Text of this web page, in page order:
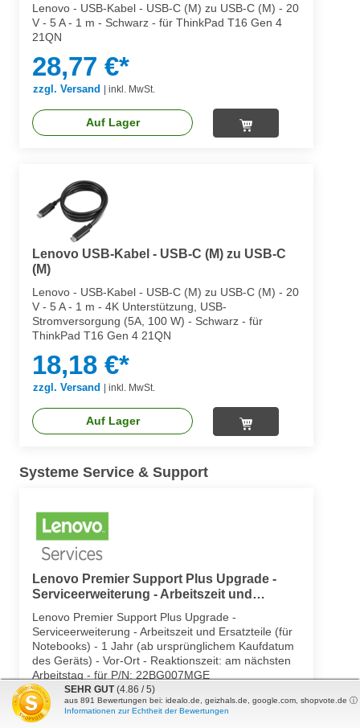
Lenovo - USB-Kabel - USB-C (M) zu USB-C (M) - 20
V - 5 A - 1 m - Schwarz - für ThinkPad T16 Gen 4
21QN
28,77 €*
zzgl. Versand inkl. MwSt.
Auf Lager
Lenovo USB-Kabel - USB-C (M) zu USB-C
(M)
Lenovo - USB-Kabel - USB-C (M) zu USB-C (M) - 20
V - 5 A - 1 m - 4K Unterstützung, USB-
Stromversorgung (5A, 100 W) - Schwarz - für
ThinkPad T16 Gen 4 21QN
18,18 €*
zzgl. Versand inkl. MwSt.
Auf Lager
Systeme Service & Support
Lenovo Premier Support Plus Upgrade -
Serviceerweiterung - Arbeitszeit und
Lenovo Premier Support Plus Upgrade -
Serviceerweiterung - Arbeitszeit und Ersatzteile (für
Notebooks) - 1 Jahr (ab ursprünglichem Kaufdatum
des Geräts) - Vor-Ort - Reaktionszeit: am nächsten
Arbeitstag - für P/N: 22BG007MGE
24,99 €*
SEHR GUT (4.86 / 5)
aus 891 Bewertungen bei: idealo.de, geizhals.de, google.com, shopvote.de ⓘ
Informationen zur Echtheit der Bewertungen